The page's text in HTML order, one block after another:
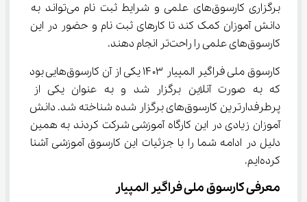
برگزاری کارسوق‌های علمی و شرایط ثبت نام می‌تواند به
دانش آموزان کمک کند تا کارهای ثبت نام و حضور در این
کارسوق‌های علمی را راحت‌تر انجام دهند.
کارسوق ملی فراگیر المپیار ۱۴۰۳ یکی از آن کارسوق‌هایی بود
که به صورت آنلاین برگزار شد و به عنوان یکی از
پرطرفدارترین کارسوق‌های برگزار شده شناخته شد. دانش
آموزان زیادی در این کارگاه آموزشی شرکت کردند به همین
دلیل در ادامه شما را با جزئیات این کارسوق آموزشی آشنا
کرده‌ایم.
معرفی کارسوق ملی فراگیر المپیار